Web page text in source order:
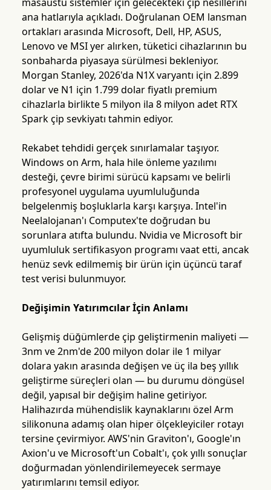
ana hatlarıyla açıkladı. Doğrulanan OEM lansman
ortakları arasında Microsoft, Dell, HP, ASUS,
Lenovo ve MSI yer alırken, tüketici cihazlarının bu
sonbaharda piyasaya sürülmesi bekleniyor.
Morgan Stanley, 2026'da N1X varyantı için 2.899
dolar ve N1 için 1.799 dolar fiyatlı premium
cihazlarla birlikte 5 milyon ila 8 milyon adet RTX
Spark çip sevkiyatı tahmin ediyor.
Rekabet tehdidi gerçek sınırlamalar taşıyor.
Windows on Arm, hala hile önleme yazılımı
desteği, çevre birimi sürücü kapsamı ve belirli
profesyonel uygulama uyumluluğunda
belgelenmiş boşluklarla karşı karşıya. Intel'in
Neelalojanan'ı Computex'te doğrudan bu
sorunlara atıfta bulundu. Nvidia ve Microsoft bir
uyumluluk sertifikasyon programı vaat etti, ancak
henüz sevk edilmemiş bir ürün için üçüncü taraf
test verisi bulunmuyor.
Değişimin Yatırımcılar İçin Anlamı
Gelişmiş düğümlerde çip geliştirmenin maliyeti —
3nm ve 2nm'de 200 milyon dolar ile 1 milyar
dolara yakın arasında değişen ve üç ila beş yıllık
geliştirme süreçleri olan — bu durumu döngüsel
değil, yapısal bir değişim haline getiriyor.
Halihazırda mühendislik kaynaklarını özel Arm
silikonuna adamış olan hiper ölçekleyiciler rotayı
tersine çevirmiyor. AWS'nin Graviton'ı, Google'ın
Axion'u ve Microsoft'un Cobalt'ı, çok yıllı sonuçlar
doğurmadan yönlendirilemeyecek sermaye
yatırımlarını temsil ediyor.